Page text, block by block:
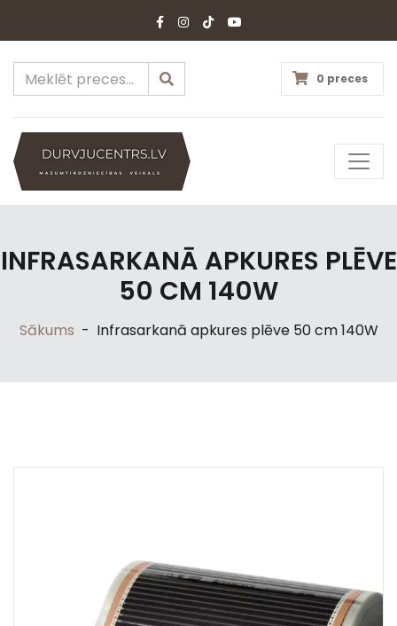
0 preces
INFRASARKANĀ APKURES PLĒVE
50 CM 140W
Sākums - Infrasarkanā apkures plēve 50 cm 140W